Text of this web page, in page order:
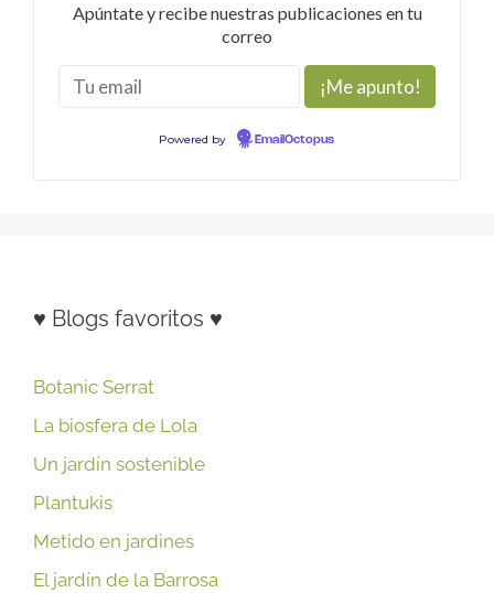
Apúntate y recibe nuestras publicaciones en tu
correo
Powered by EmailOctopus
♥ Blogs favoritos ♥
Botanic Serrat
La biosfera de Lola
Un jardín sostenible
Plantukis
Metido en jardines
El jardín de la Barrosa